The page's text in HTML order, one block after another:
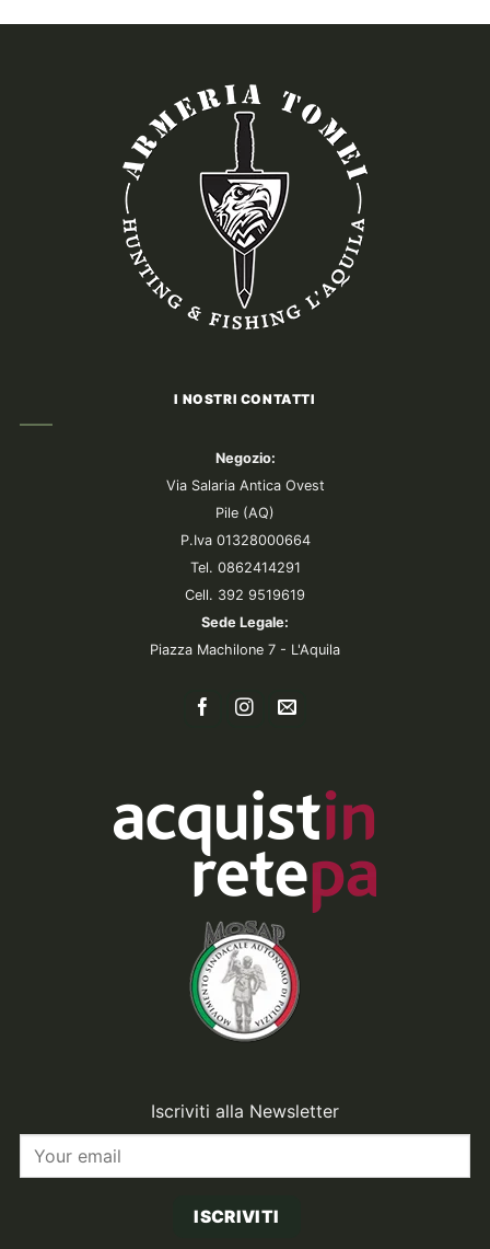
I NOSTRI CONTATTI
Negozio:
Via Salaria Antica Ovest
Pile (AQ)
P.Iva 01328000664
Tel. 0862414291
Cell. 392 9519619
Sede Legale:
Piazza Machilone 7 - L'Aquila
Iscriviti alla Newsletter
ISCRIVITI